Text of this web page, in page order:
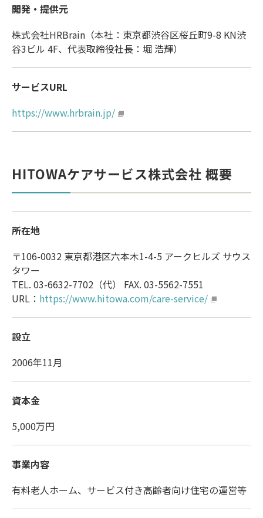
開発・提供元
株式会社HRBrain（本社：東京都渋谷区桜丘町9-8 KN渋
谷3ビル 4F、代表取締役社長：堀 浩輝）
サービスURL
https://www.hrbrain.jp/
HITOWAケアサービス株式会社 概要
所在地
〒106-0032 東京都港区六本木1-4-5 アークヒルズ サウス
タワー
TEL. 03-6632-7702（代） FAX. 03-5562-7551
URL： https://www.hitowa.com/care-service/
設立
2006年11月
資本金
5,000万円
事業内容
有料老人ホーム、サービス付き高齢者向け住宅の運営等